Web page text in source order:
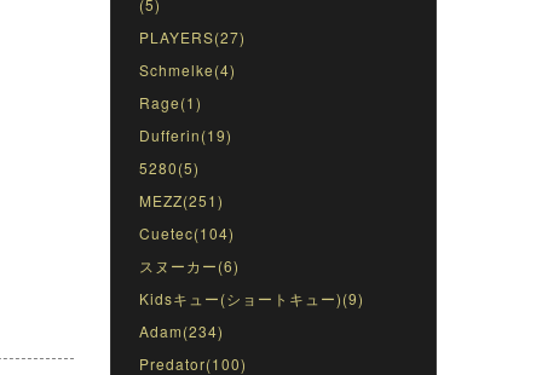
PLAYERS(27)
Schmelke(4)
Rage(1)
Dufferin(19)
5280(5)
MEZZ(251)
Cuetec(104)
スヌーカー(6)
Kidsキュー(ショートキュー)(9)
Adam(234)
Predator(100)